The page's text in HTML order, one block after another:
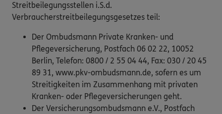
Streitbeilegungsstellen i.S.d.
Verbraucherstreitbeilegungsgesetzes teil:
Der Ombudsmann Private Kranken- und
Pflegeversicherung, Postfach 06 02 22, 10052
Berlin, Telefon: 0800 / 2 55 04 44, Fax: 030 / 20 45
89 31, www.pkv-ombudsmann.de, sofern es um
Streitigkeiten im Zusammenhang mit privaten
Kranken- oder Pflegeversicherungen geht.
Der Versicherungsombudsmann e.V., Postfach